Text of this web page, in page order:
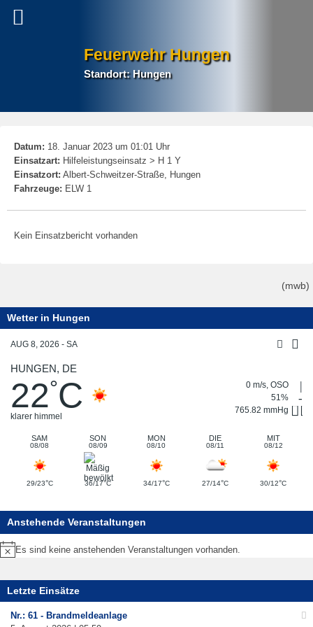
Feuerwehr Hungen
Standort: Hungen
Datum: 18. Januar 2023 um 01:01 Uhr
Einsatzart: Hilfeleistungseinsatz > H 1 Y
Einsatzort: Albert-Schweitzer-Straße, Hungen
Fahrzeuge: ELW 1
Kein Einsatzbericht vorhanden
(mwb)
Wetter in Hungen
AUG 8, 2026 - SA
HUNGEN, DE
22°C
klarer himmel
0 m/s, OSO
51%
765.82 mmHg
SAM
08/08
SON
08/09
MON
08/10
DIE
08/11
MIT
08/12
29/23°C 36/17°C 34/17°C 27/14°C 30/12°C
Anstehende Veranstaltungen
Hinweis
Es sind keine anstehenden Veranstaltungen vorhanden.
Letzte Einsätze
Nr.: 61 - Brandmeldeanlage